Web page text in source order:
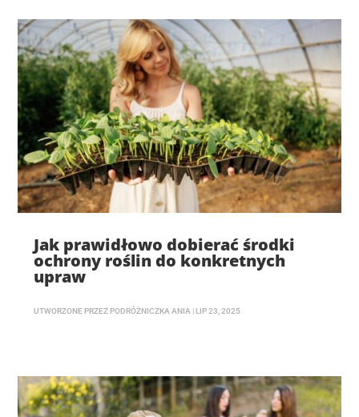
Jak prawidłowo dobierać środki
ochrony roślin do konkretnych
upraw
UTWORZONE PRZEZ PODRÓŻNICZKA ANIA | LIP 23, 2025